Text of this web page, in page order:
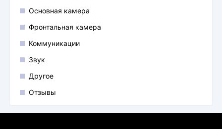
Основная камера
Фронтальная камера
Коммуникации
Звук
Другое
Отзывы